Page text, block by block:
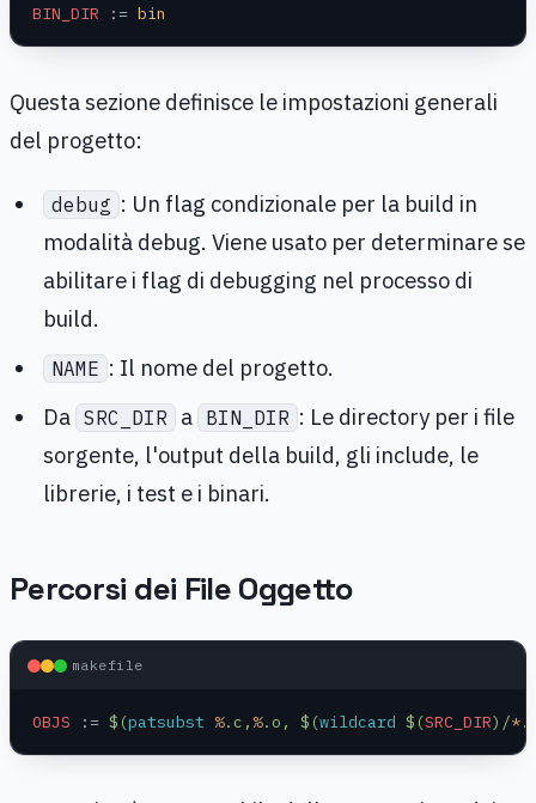
BIN_DIR := bin
Questa sezione definisce le impostazioni generali
del progetto:
debug : Un flag condizionale per la build in
modalità debug. Viene usato per determinare se
abilitare i flag di debugging nel processo di
build.
NAME : Il nome del progetto.
Da SRC_DIR a BIN_DIR : Le directory per i file
sorgente, l'output della build, gli include, le
librerie, i test e i binari.
Percorsi dei File Oggetto
makefile
OBJS := $(patsubst %.c, %.o, $(wildcard $(SRC_DIR)/*